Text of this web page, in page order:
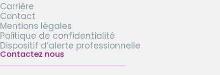
Carrière
Contact
Mentions légales
Politique de confidentialité
Dispositif d’alerte professionnelle
Contactez nous